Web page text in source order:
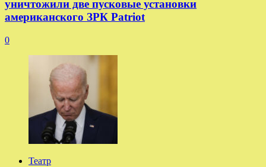
уничтожили две пусковые установки
американского ЗРК Patriot
0
Театр